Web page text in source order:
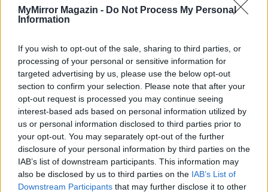
MyMirror Magazin - Do Not Process My Personal
Information
If you wish to opt-out of the sale, sharing to third parties, or
processing of your personal or sensitive information for
targeted advertising by us, please use the below opt-out
section to confirm your selection. Please note that after your
opt-out request is processed you may continue seeing
interest-based ads based on personal information utilized by
us or personal information disclosed to third parties prior to
your opt-out. You may separately opt-out of the further
disclosure of your personal information by third parties on the
IAB’s list of downstream participants. This information may
also be disclosed by us to third parties on the IAB’s List of
Downstream Participants that may further disclose it to other
A kislány, akit nem védett meg senki –
Lyhanna története
T. Barnett: Gyilkosság a Garda-tónál 12.
rész
T. szereti a fiatal lányokat 13. rész